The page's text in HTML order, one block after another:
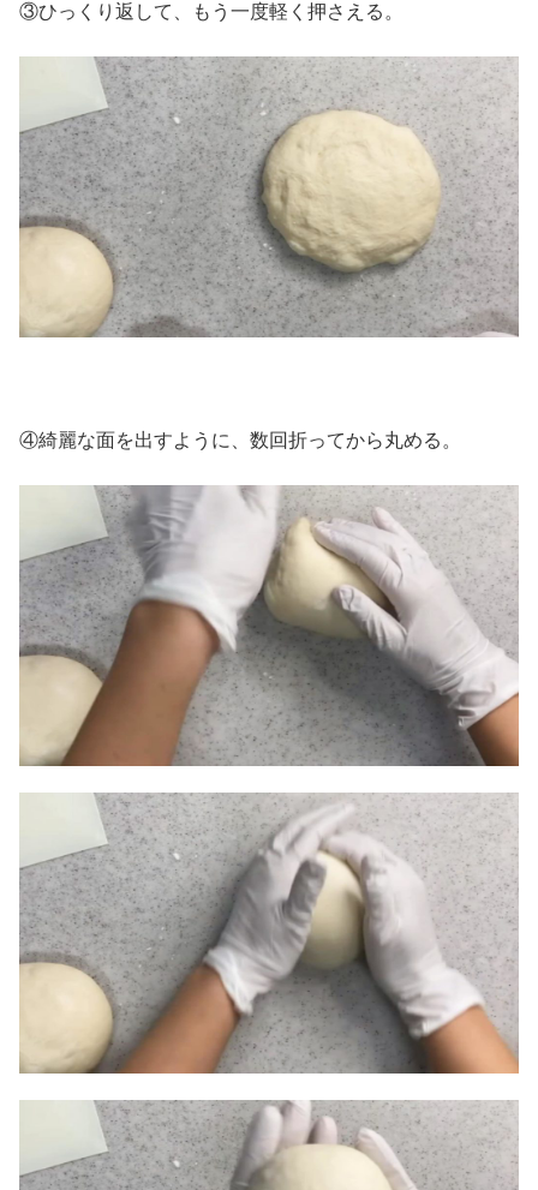
③ひっくり返して、もう一度軽く押さえる。
④綺麗な面を出すように、数回折ってから丸める。